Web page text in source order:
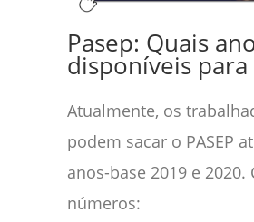
Pasep: Quais
disponíveis para
Atualmente, os
podem sacar o PASEP
anos-base 2019 e 2020.
números: